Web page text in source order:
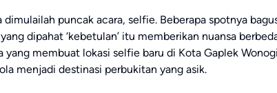
dimulailah puncak acara, selfie. Beberapa spotnya
dipahat ‘kebetulan’ itu memberikan nuansa
yang membuat lokasi selfie baru di Kota Gaplek
menjadi destinasi perbukitan yang asik.